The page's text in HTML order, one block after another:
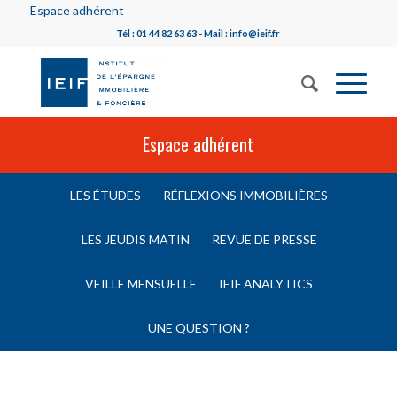
Espace adhérent
Tél : 01 44 82 63 63 - Mail : info@ieif.fr
Espace adhérent
LES ÉTUDES RÉFLEXIONS IMMOBILIÈRES
LES JEUDIS MATIN REVUE DE PRESSE
VEILLE MENSUELLE IEIF ANALYTICS
UNE QUESTION ?